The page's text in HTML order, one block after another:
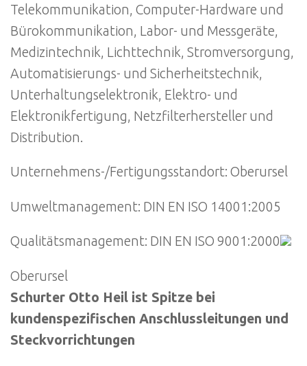
Telekommunikation, Computer-Hardware und
Bürokommunikation, Labor- und Messgeräte,
Medizintechnik, Lichttechnik, Stromversorgung,
Automatisierungs- und Sicherheitstechnik,
Unterhaltungselektronik, Elektro- und
Elektronikfertigung, Netzfilterhersteller und
Distribution.
Unternehmens-/Fertigungsstandort: Oberursel
Umweltmanagement: DIN EN ISO 14001:2005
Qualitätsmanagement: DIN EN ISO 9001:2000
Oberursel
Schurter Otto Heil ist Spitze bei
kundenspezifischen Anschlussleitungen und
Steckvorrichtungen